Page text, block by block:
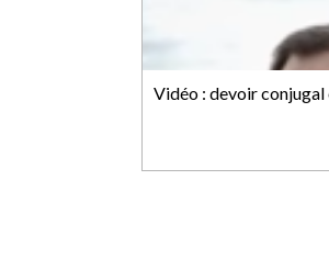
Vidéo : devoir